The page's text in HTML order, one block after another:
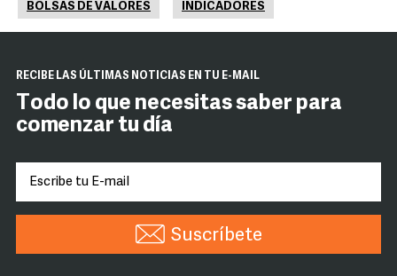
BOLSAS DE VALORES INDICADORES
RECIBE LAS ÚLTIMAS NOTICIAS EN TU E-MAIL
Todo lo que necesitas saber para
comenzar tu día
Suscríbete